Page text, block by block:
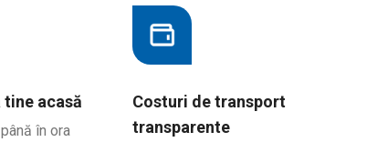
acasă
în ora
Costuri de transport
transparente